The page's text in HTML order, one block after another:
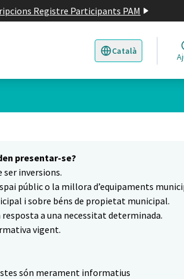
Registre Participants PAM
Català
Triar la llengua Elegir
8
presentar-se?
ser inversions.
públic o la millora d’equipaments
i sobre béns de propietat municipal.
resposta a una necessitat determinada.
vigent.
són merament informatius